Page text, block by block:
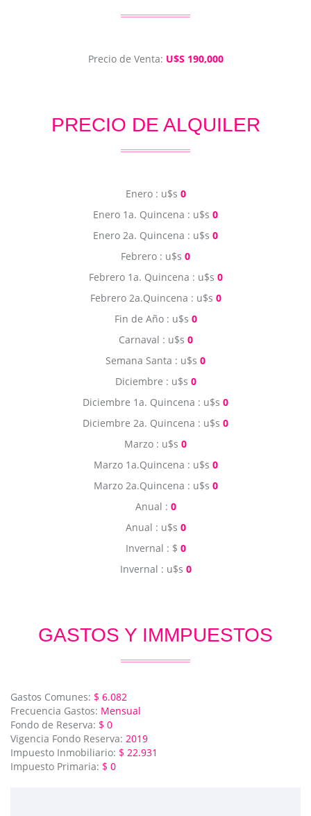
Precio de Venta: U$S 190,000
PRECIO DE ALQUILER
Enero : u$s 0
Enero 1a. Quincena : u$s 0
Enero 2a. Quincena : u$s 0
Febrero : u$s 0
Febrero 1a. Quincena : u$s 0
Febrero 2a.Quincena : u$s 0
Fin de Año : u$s 0
Carnaval : u$s 0
Semana Santa : u$s 0
Diciembre : u$s 0
Diciembre 1a. Quincena : u$s 0
Diciembre 2a. Quincena : u$s 0
Marzo : u$s 0
Marzo 1a.Quincena : u$s 0
Marzo 2a.Quincena : u$s 0
Anual : 0
Anual : u$s 0
Invernal : $ 0
Invernal : u$s 0
GASTOS Y IMMPUESTOS
Gastos Comunes: $ 6.082
Frecuencia Gastos: Mensual
Fondo de Reserva: $ 0
Vigencia Fondo Reserva: 2019
Impuesto Inmobiliario: $ 22.931
Impuesto Primaria: $ 0